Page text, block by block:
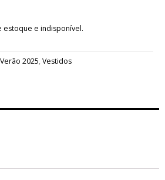
estoque e indisponível.
Verão 2025, Vestidos